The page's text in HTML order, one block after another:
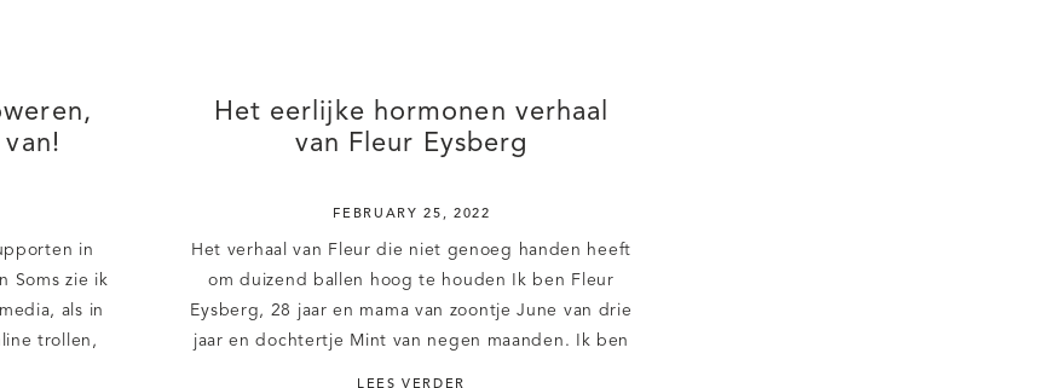
in
Soms zie ik
als in
trollen,
Het eerlijke hormonen verhaal
van Fleur Eysberg
FEBRUARY 25, 2022
Het verhaal van Fleur die niet genoeg handen heeft
om duizend ballen hoog te houden Ik ben Fleur
Eysberg, 28 jaar en mama van zoontje June van drie
jaar en dochtertje Mint van negen maanden. Ik ben
LEES VERDER